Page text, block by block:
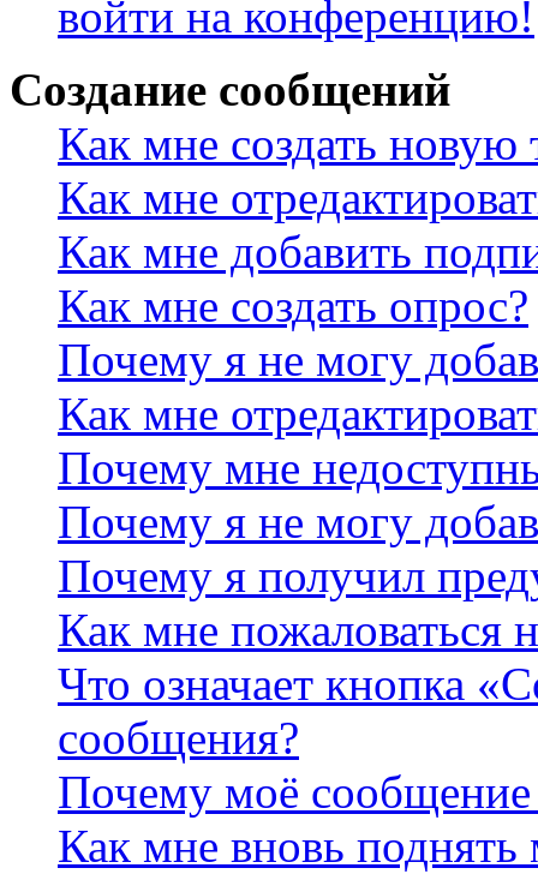
войти на конференцию!
Создание сообщений
Как мне создать
Как мне
Как мне добавить
Как мне создать опрос?
Почему я не могу
Как мне
Почему мне
Почему я не могу
Почему я получил
Как мне пожаловаться
Что означает кнопка
сообщения?
Почему моё сообщение
Как мне вновь